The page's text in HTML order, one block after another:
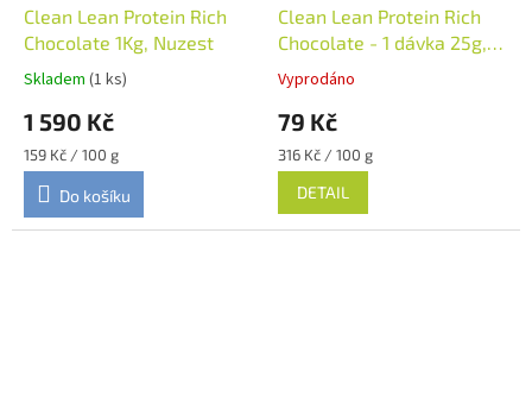
Clean Lean Protein Rich
Chocolate 1Kg, Nuzest
Skladem (1 ks)
1 590 Kč
Měrná
cena:
159 Kč / 100 g
Do košíku
Clean Lean Protein Rich
Chocolate - 1 dávka 25g,
Nuzest
Vyprodáno
79 Kč
Měrná
cena:
316 Kč / 100 g
DETAIL